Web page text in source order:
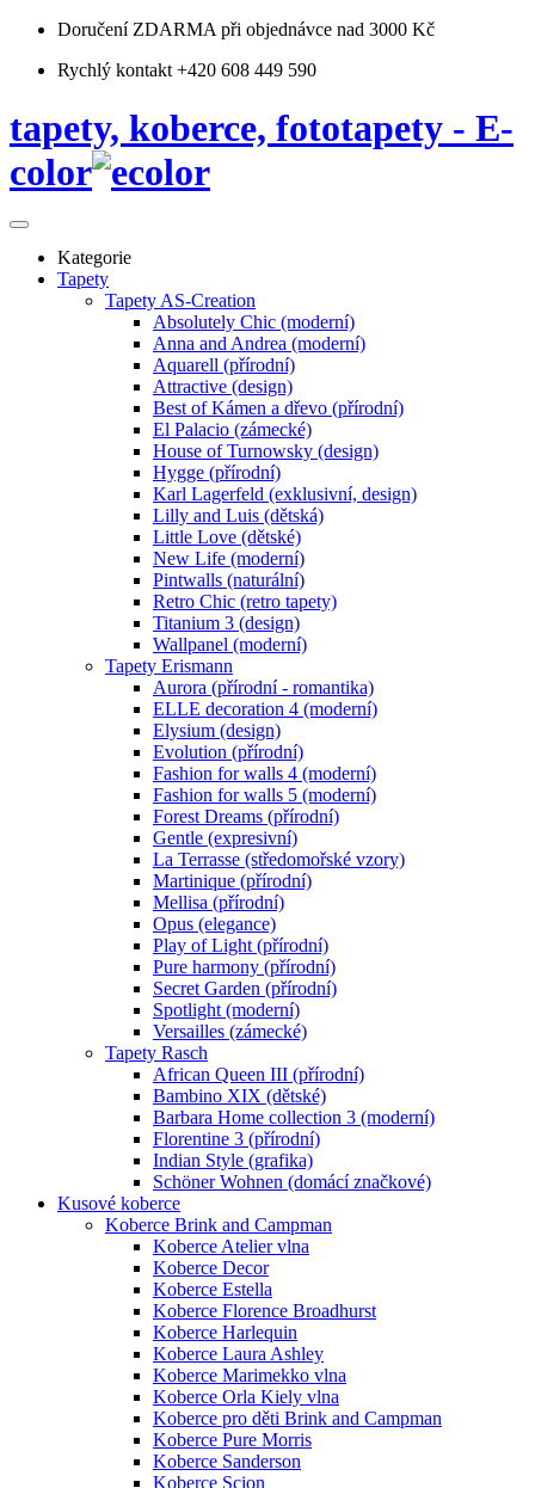
Doručení ZDARMA při objednávce nad 3000 Kč
Rychlý kontakt +420 608 449 590
tapety, koberce, fototapety - E-
color
Kategorie
Tapety
Tapety AS-Creation
Absolutely Chic (moderní)
Anna and Andrea (moderní)
Aquarell (přírodní)
Attractive (design)
Best of Kámen a dřevo (přírodní)
El Palacio (zámecké)
House of Turnowsky (design)
Hygge (přírodní)
Karl Lagerfeld (exklusivní, design)
Lilly and Luis (dětská)
Little Love (dětské)
New Life (moderní)
Pintwalls (naturální)
Retro Chic (retro tapety)
Titanium 3 (design)
Wallpanel (moderní)
Tapety Erismann
Aurora (přírodní - romantika)
ELLE decoration 4 (moderní)
Elysium (design)
Evolution (přírodní)
Fashion for walls 4 (moderní)
Fashion for walls 5 (moderní)
Forest Dreams (přírodní)
Gentle (expresivní)
La Terrasse (středomořské vzory)
Martinique (přírodní)
Mellisa (přírodní)
Opus (elegance)
Play of Light (přírodní)
Pure harmony (přírodní)
Secret Garden (přírodní)
Spotlight (moderní)
Versailles (zámecké)
Tapety Rasch
African Queen III (přírodní)
Bambino XIX (dětské)
Barbara Home collection 3 (moderní)
Florentine 3 (přírodní)
Indian Style (grafika)
Schöner Wohnen (domácí značkové)
Kusové koberce
Koberce Brink and Campman
Koberce Atelier vlna
Koberce Decor
Koberce Estella
Koberce Florence Broadhurst
Koberce Harlequin
Koberce Laura Ashley
Koberce Marimekko vlna
Koberce Orla Kiely vlna
Koberce pro děti Brink and Campman
Koberce Pure Morris
Koberce Sanderson
Koberce Scion